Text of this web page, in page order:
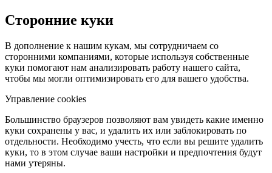
Сторонние куки
В дополнение к нашим кукам, мы сотрудничаем со
сторонними компаниями, которые используя собственные
куки помогают нам анализировать работу нашего сайта,
чтобы мы могли оптимизировать его для вашего удобства.
Управление cookies
Большинство браузеров позволяют вам увидеть какие именно
куки сохранены у вас, и удалить их или заблокировать по
отдельности. Необходимо учесть, что если вы решите удалить
куки, то в этом случае ваши настройки и предпочтения будут
нами утеряны.